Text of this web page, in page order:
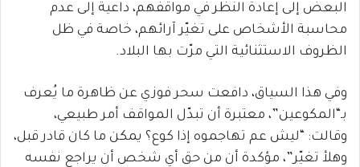
البعض إلى إعادة النظر في مواقفهم، داعية إلى عدم
محاسبة الأشخاص على تغيّر آرائهم، خاصة في ظل
الظروف الاستثنائية التي مرّت بها البلاد.
وفي هذا السياق، دافعت سحر فوزي عن ظاهرة ما يُعرف
بـ“المكوعين”، معتبرة أن تبدّل المواقف أمر طبيعي،
وقالت: “ليش عم تهاجموه إذا كوع؟ يمكن ما كان قادر قبل،
وهلأ تغيّر”، مؤكدة أن من حق أي شخص أن يراجع نفسه